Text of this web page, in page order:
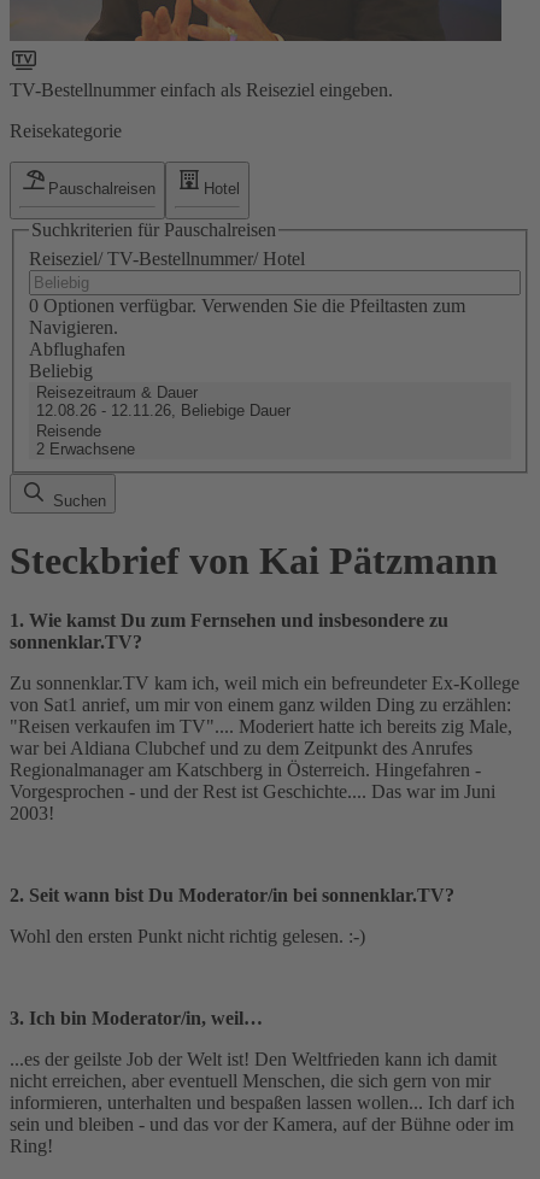
TV-Bestellnummer einfach als Reiseziel eingeben.
Reisekategorie
Pauschalreisen Hotel
Suchkriterien für Pauschalreisen
Reiseziel/ TV-Bestellnummer/ Hotel
0 Optionen verfügbar. Verwenden Sie die Pfeiltasten zum
Navigieren.
Abflughafen
Beliebig
Reisezeitraum & Dauer
12.08.26 - 12.11.26, Beliebige Dauer
Reisende
2 Erwachsene
Suchen
Steckbrief von Kai Pätzmann
1. Wie kamst Du zum Fernsehen und insbesondere zu
sonnenklar.TV?
Zu sonnenklar.TV kam ich, weil mich ein befreundeter Ex-Kollege
von Sat1 anrief, um mir von einem ganz wilden Ding zu erzählen:
"Reisen verkaufen im TV".... Moderiert hatte ich bereits zig Male,
war bei Aldiana Clubchef und zu dem Zeitpunkt des Anrufes
Regionalmanager am Katschberg in Österreich. Hingefahren -
Vorgesprochen - und der Rest ist Geschichte.... Das war im Juni
2003!
2. Seit wann bist Du Moderator/in bei sonnenklar.TV?
Wohl den ersten Punkt nicht richtig gelesen. :-)
3. Ich bin Moderator/in, weil…
...es der geilste Job der Welt ist! Den Weltfrieden kann ich damit
nicht erreichen, aber eventuell Menschen, die sich gern von mir
informieren, unterhalten und bespaßen lassen wollen... Ich darf ich
sein und bleiben - und das vor der Kamera, auf der Bühne oder im
Ring!